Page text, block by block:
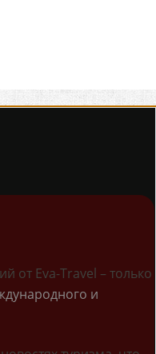
от Eva-Travel – только
и